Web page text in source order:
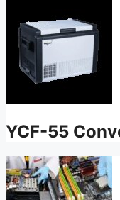
YCF-55